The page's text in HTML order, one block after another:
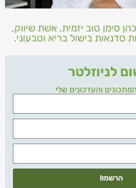
סימן טוב יזמית, אשת שיווק,
סדנאות בישול בריא וטבעוני.
לניוזלטר
והעדכונים שלי
הרשמו!